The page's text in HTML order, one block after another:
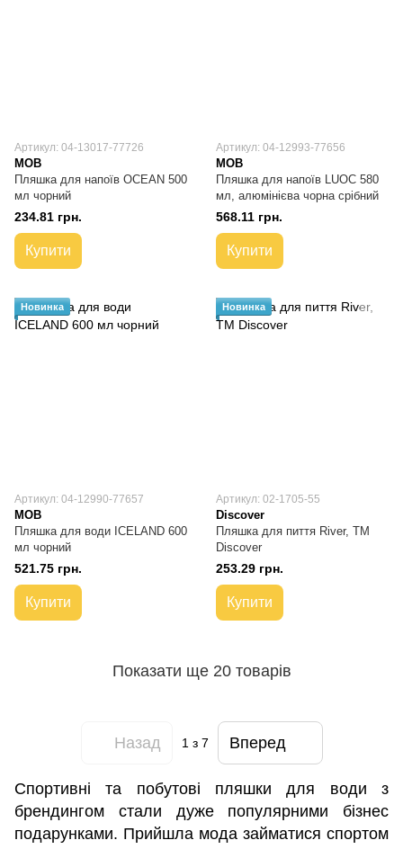
Артикул: 04-13017-77726
MOB
Пляшка для напоїв OCEAN 500
мл чорний
234.81 грн.
Купити
Артикул: 04-12993-77656
MOB
Пляшка для напоїв LUOC 580
мл, алюмінієва чорна срібний
568.11 грн.
Купити
Новинка
Артикул: 04-12990-77657
MOB
Пляшка для води ICELAND 600
мл чорний
521.75 грн.
Купити
Новинка
Артикул: 02-1705-55
Discover
Пляшка для пиття River, TM
Discover
253.29 грн.
Купити
Показати ще 20 товарів
Назад 1 з 7 Вперед
Спортивні та побутові пляшки для води з
брендингом стали дуже популярними бізнес
подарунками. Прийшла мода займатися спортом